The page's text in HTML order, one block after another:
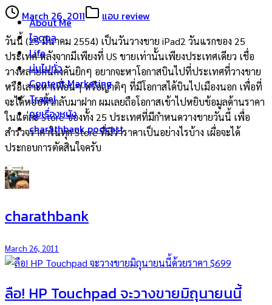
About Me
ไอดอล
Life
บ่นไปทั่ว
Content Marketing
Travel
คุยเรื่องหนัง
charathbank podcast
March 26, 2011 แอบ review
วันนี้ (25 มีนาคม 2554) เป็นวันวางขาย iPad2 วันแรกของ 25
ประเทศ หลังจากมีเพียงที่ US ขายเท่านั้นเพียงประเทศเดียว เชื่อ
วางหลายคนคงคันยิกๆ อยากจะหาโอกาสบินไปที่ประเทศที่วางขาย
หรือเสาะหาเพื่อนๆ หรือญาติๆ ที่มีโอกาสได้บินไปเมืองนอก เพื่อที่
จะได้หอบหิ้วกลับมาฝาก ผมเลยถือโอกาสเข้าไปหยิบข้อมูลด้านราคา
ในแต่ละ Store ของทั้ง 25 ประเทศที่มีกำหนดวางขายวันนี้ เพื่อ
สำรวจราคาในทุก Store ที่มีว่าราคาเป็นอย่างไรบ้าง เผื่อจะได้
ประกอบการตัดสินใจครับ
charathbank
March 26, 2011
ลือ! HP Touchpad จะวางขายมิถุนายนนี้